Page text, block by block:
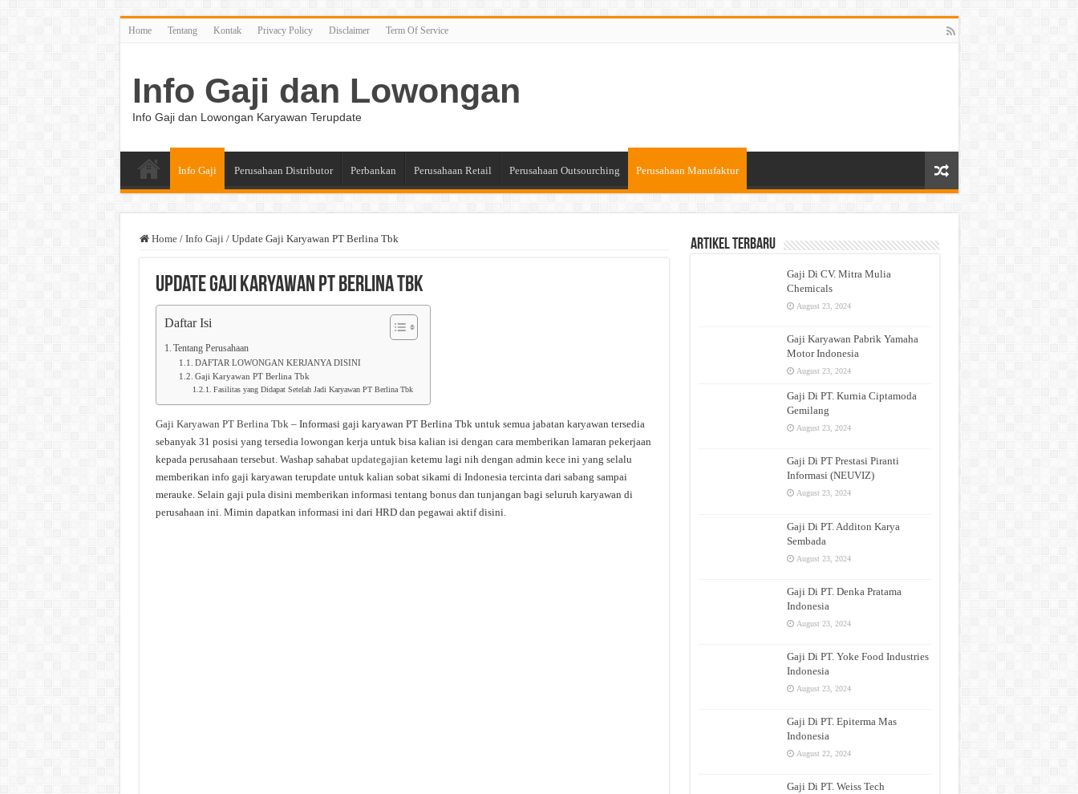
Home Tentang Kontak Privacy Policy Disclaimer Term Of Service
Info Gaji dan Lowongan
Info Gaji dan Lowongan Karyawan Terupdate
Info Gaji Perusahaan Distributor Perbankan Perusahaan Retail Perusahaan Outsourching Perusahaan Manufaktur
Home / Info Gaji / Update Gaji Karyawan PT Berlina Tbk
Update Gaji Karyawan PT Berlina Tbk
Daftar Isi
Tentang Perusahaan
DAFTAR LOWONGAN KERJANYA DISINI
Gaji Karyawan PT Berlina Tbk
Fasilitas yang Didapat Setelah Jadi Karyawan PT Berlina Tbk
Gaji Karyawan PT Berlina Tbk– Informasi gaji karyawan PT Berlina Tbk untuk semua jabatan karyawan tersedia
sebanyak 31 posisi yang tersedia lowongan kerja untuk bisa kalian isi dengan cara memberikan lamaran pekerjaan
kepada perusahaan tersebut. Washap sahabat updategajian ketemu lagi nih dengan admin kece ini yang selalu
memberikan info gaji karyawan terupdate untuk kalian sobat sikami di Indonesia tercinta dari sabang sampai
merauke. Selain gaji pula disini memberikan informasi tentang bonus dan tunjangan bagi seluruh karyawan di
perusahaan ini. Mimin dapatkan informasi ini dari HRD dan pegawai aktif disini.
Artikel Terbaru
Gaji Di CV. Mitra Mulia
Chemicals
August 23, 2024
Gaji Karyawan Pabrik Yamaha
Motor Indonesia
August 23, 2024
Gaji Di PT. Kurnia Ciptamoda
Gemilang
August 23, 2024
Gaji Di PT Prestasi Piranti
Informasi (NEUVIZ)
August 23, 2024
Gaji Di PT. Additon Karya
Sembada
August 23, 2024
Gaji Di PT. Denka Pratama
Indonesia
August 23, 2024
Gaji Di PT. Yoke Food Industries
Indonesia
August 23, 2024
Gaji Di PT. Epiterma Mas
Indonesia
August 22, 2024
Gaji Di PT. Weiss Tech